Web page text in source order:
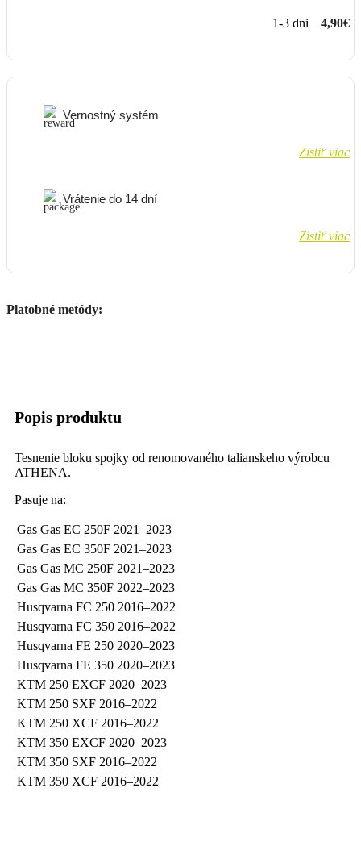
1-3 dni 4,90€
Vernostný systém
Zistiť viac
Vrátenie do 14 dní
Zistiť viac
Platobné metódy:
Popis produktu
Tesnenie bloku spojky od renomovaného talianskeho výrobcu
ATHENA.
Pasuje na:
Gas Gas EC 250F 2021–2023
Gas Gas EC 350F 2021–2023
Gas Gas MC 250F 2021–2023
Gas Gas MC 350F 2022–2023
Husqvarna FC 250 2016–2022
Husqvarna FC 350 2016–2022
Husqvarna FE 250 2020–2023
Husqvarna FE 350 2020–2023
KTM 250 EXCF 2020–2023
KTM 250 SXF 2016–2022
KTM 250 XCF 2016–2022
KTM 350 EXCF 2020–2023
KTM 350 SXF 2016–2022
KTM 350 XCF 2016–2022